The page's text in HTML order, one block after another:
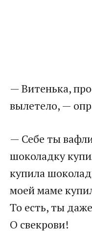
— Витенька,
вылетело, —
— Себе ты
шоколадку
купила
моей маме
То есть, ты
О свекрови!